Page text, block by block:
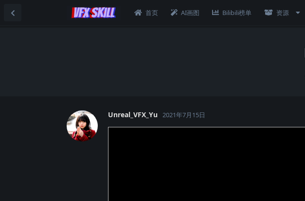
首页 AI画图 Bilibili榜单 资源
Unreal_VFX_Yu 2021年7月15日